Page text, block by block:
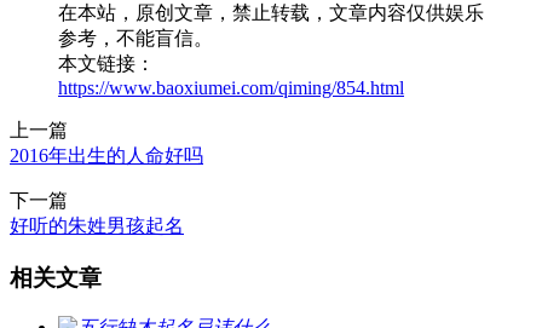
在本站，原创文章，禁止转载，文章内容仅供娱乐
参考，不能盲信。
本文链接：
https://www.baoxiumei.com/qiming/854.html
上一篇
2016年出生的人命好吗
下一篇
​好听的朱姓男孩起名
相关文章